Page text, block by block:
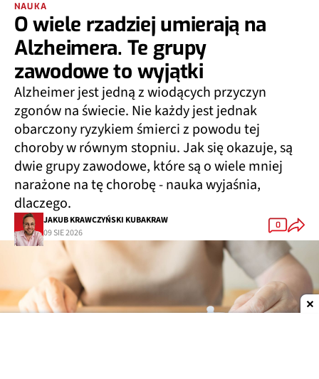
NAUKA
O wiele rzadziej umierają na
Alzheimera. Te grupy
zawodowe to wyjątki
Alzheimer jest jedną z wiodących przyczyn
zgonów na świecie. Nie każdy jest jednak
obarczony ryzykiem śmierci z powodu tej
choroby w równym stopniu. Jak się okazuje, są
dwie grupy zawodowe, które są o wiele mniej
narażone na tę chorobę - nauka wyjaśnia,
dlaczego.
JAKUB KRAWCZYŃSKI KUBAKRAW
09 SIE 2026
0